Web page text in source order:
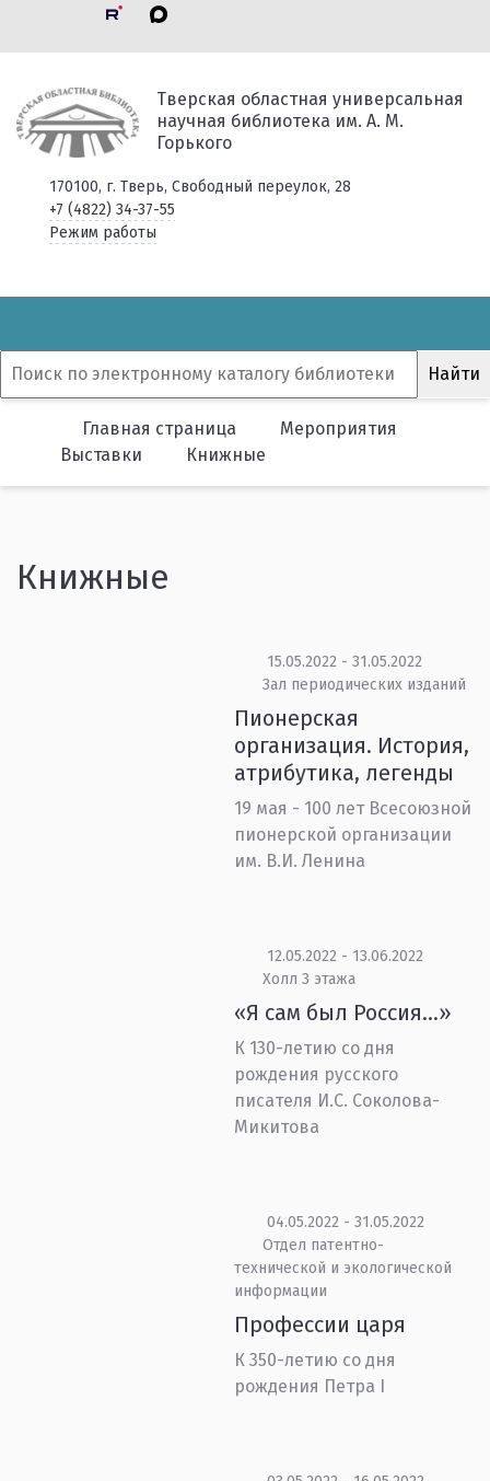
Тверская областная универсальная
научная библиотека им. А. М.
Горького
170100, г. Тверь, Свободный переулок, 28
+7 (4822) 34-37-55
Режим работы
Главная страница
Мероприятия
Выставки
Книжные
Книжные
15.05.2022 - 31.05.2022
Зал периодических изданий
Пионерская
организация. История,
атрибутика, легенды
19 мая - 100 лет Всесоюзной
пионерской организации
им. В.И. Ленина
12.05.2022 - 13.06.2022
Холл 3 этажа
«Я сам был Россия…»
К 130-летию со дня
рождения русского
писателя И.С. Соколова-
Микитова
04.05.2022 - 31.05.2022
Отдел патентно-
технической и экологической
информации
Профессии царя
К 350-летию со дня
рождения Петра I